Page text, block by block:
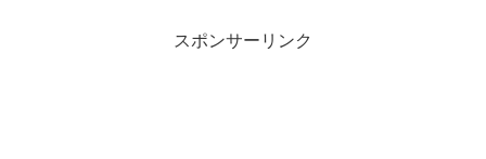
スポンサーリンク